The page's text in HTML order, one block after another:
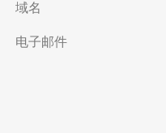
域名
电子邮件